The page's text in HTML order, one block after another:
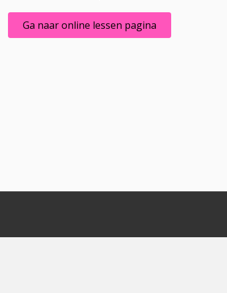
Ga naar online lessen pagina